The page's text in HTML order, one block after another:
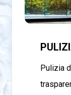
Pulizia